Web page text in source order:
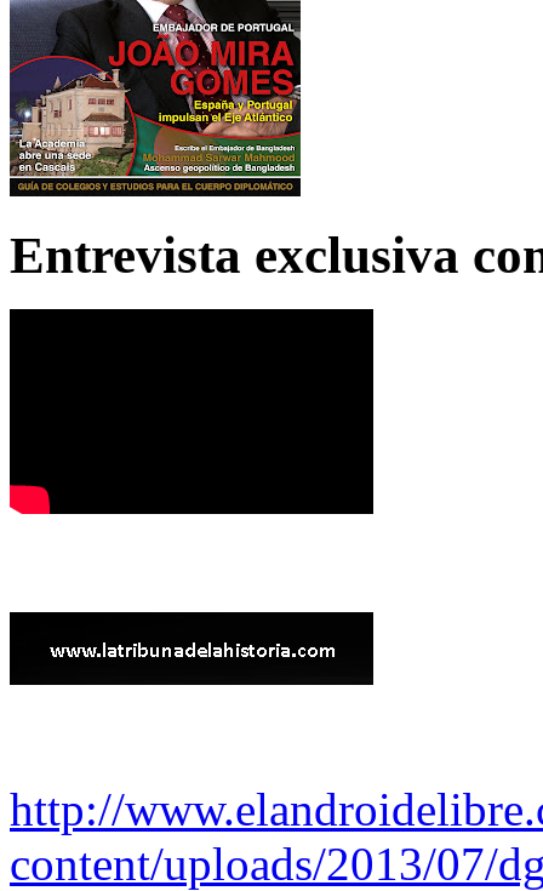
Entrevista exclusiva
http://
content/uploads/2013/07/